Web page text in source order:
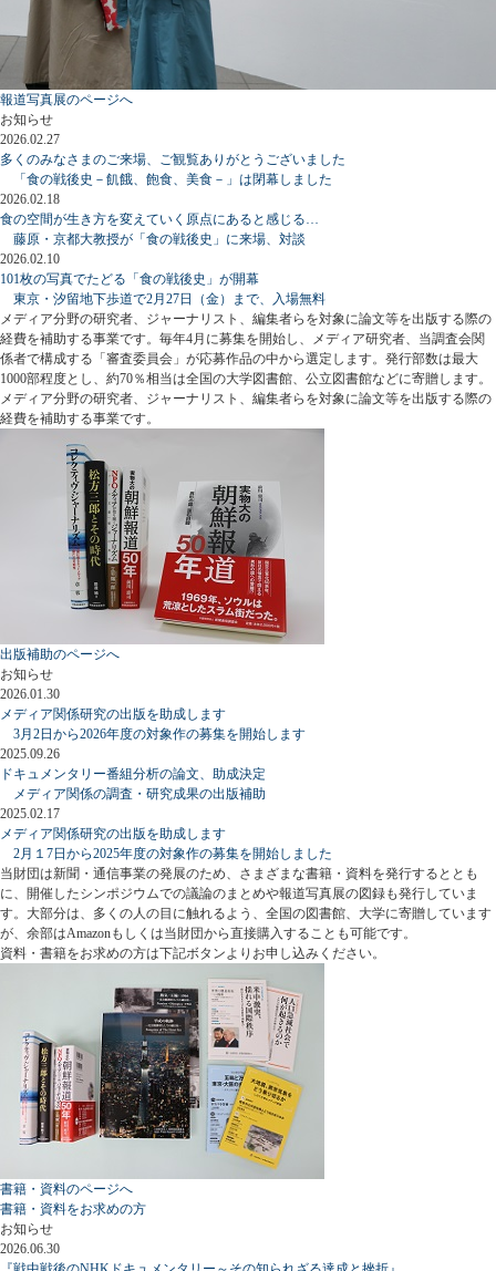
報道写真展のページへ
お知らせ
2026.02.27
多くのみなさまのご来場、ご観覧ありがとうございました
「食の戦後史－飢餓、飽食、美食－」は閉幕しました
2026.02.18
食の空間が生き方を変えていく原点にあると感じる…
藤原・京都大教授が「食の戦後史」に来場、対談
2026.02.10
101枚の写真でたどる「食の戦後史」が開幕
東京・汐留地下歩道で2月27日（金）まで、入場無料
メディア分野の研究者、ジャーナリスト、編集者らを対象に論文等を出版する際の
経費を補助する事業です。毎年4月に募集を開始し、メディア研究者、当調査会関
係者で構成する「審査委員会」が応募作品の中から選定します。発行部数は最大
1000部程度とし、約70％相当は全国の大学図書館、公立図書館などに寄贈します。
メディア分野の研究者、ジャーナリスト、編集者らを対象に論文等を出版する際の
経費を補助する事業です。
出版補助のページへ
お知らせ
2026.01.30
メディア関係研究の出版を助成します
3月2日から2026年度の対象作の募集を開始します
2025.09.26
ドキュメンタリー番組分析の論文、助成決定
メディア関係の調査・研究成果の出版補助
2025.02.17
メディア関係研究の出版を助成します
2月１7日から2025年度の対象作の募集を開始しました
当財団は新聞・通信事業の発展のため、さまざまな書籍・資料を発行するととも
に、開催したシンポジウムでの議論のまとめや報道写真展の図録も発行していま
す。大部分は、多くの人の目に触れるよう、全国の図書館、大学に寄贈しています
が、余部はAmazonもしくは当財団から直接購入することも可能です。
資料・書籍をお求めの方は下記ボタンよりお申し込みください。
書籍・資料のページへ
書籍・資料をお求めの方
お知らせ
2026.06.30